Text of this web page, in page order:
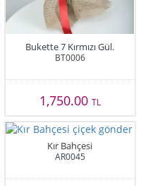
Bukette 7 Kırmızı Gül.
BT0006
1,750.00 TL
Kır Bahçesi
AR0045